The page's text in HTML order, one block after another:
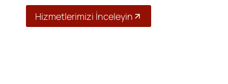
Hizmetlerimizi İnceleyin